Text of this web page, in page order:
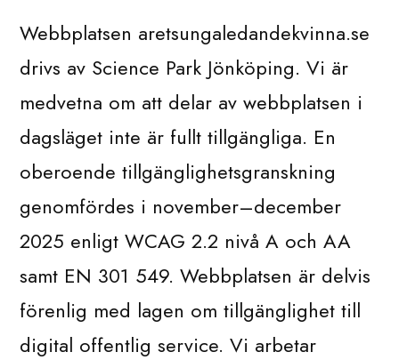
Webbplatsen aretsungaledandekvinna.se
drivs av Science Park Jönköping. Vi är
medvetna om att delar av webbplatsen i
dagsläget inte är fullt tillgängliga. En
oberoende tillgänglighetsgranskning
genomfördes i november–december
2025 enligt WCAG 2.2 nivå A och AA
samt EN 301 549. Webbplatsen är delvis
förenlig med lagen om tillgänglighet till
digital offentlig service. Vi arbetar